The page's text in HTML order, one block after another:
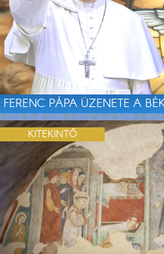
FERENC PÁPA ÜZENETE A
KITEKINTŐ